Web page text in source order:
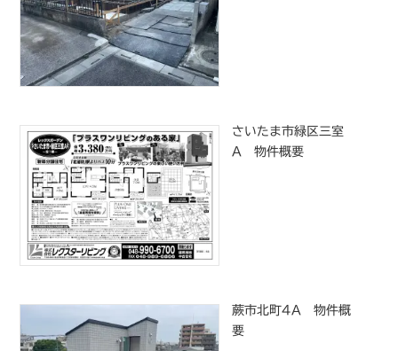
さいたま市緑区三室
A 物件概要
蕨市北町4A 物件概
要